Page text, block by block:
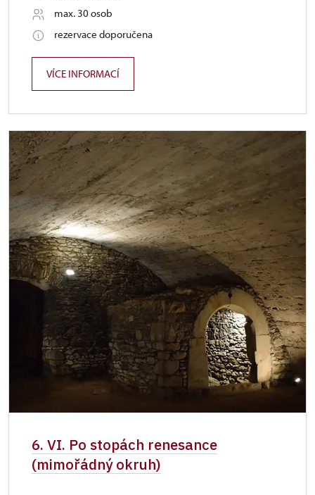
max. 30 osob
rezervace doporučena
VÍCE INFORMACÍ
6. VI. Po stopách renesance
(mimořádný okruh)